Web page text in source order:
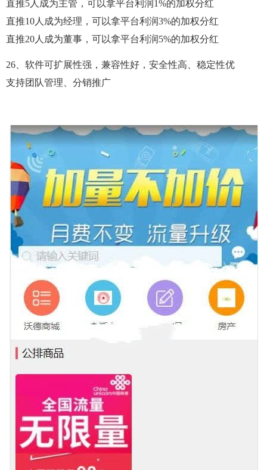
直推5人成为主管，可以拿平台利润1%的加权分红
直推10人成为经理，可以拿平台利润3%的加权分红
直推20人成为董事，可以拿平台利润5%的加权分红
26、软件可扩展性强，兼容性好，安全性高、稳定性优
支持团队管理、分销推广